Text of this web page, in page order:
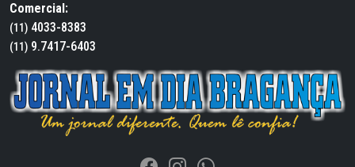
Comercial:
(11) 4033-8383
(11) 9.7417-6403